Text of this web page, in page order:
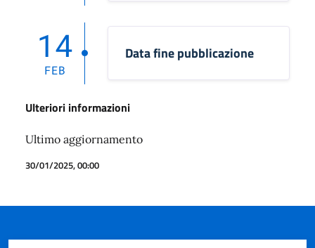
14
FEB
Data fine pubblicazione
Ulteriori informazioni
Ultimo aggiornamento
30/01/2025, 00:00